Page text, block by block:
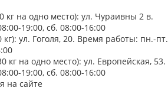
кг на одно место): ул. Чураивны 2 в.
19:00, сб. 08:00-16:00
ул. Гоголя, 20. Время работы: пн.-пт.
кг на одно место): ул. Европейская, 53.
19:00, сб. 08:00-16:00
на сайте